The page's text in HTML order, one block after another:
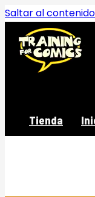
Saltar al
Tienda